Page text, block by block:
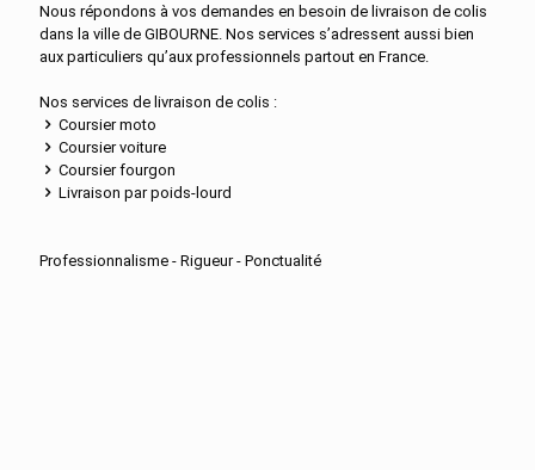
Nous répondons à vos demandes en besoin de livraison de colis
dans la ville de GIBOURNE. Nos services s’adressent aussi bien
aux particuliers qu’aux professionnels partout en France.
Nos services de livraison de colis :
Coursier moto
Coursier voiture
Coursier fourgon
Livraison par poids-lourd
Professionnalisme - Rigueur - Ponctualité